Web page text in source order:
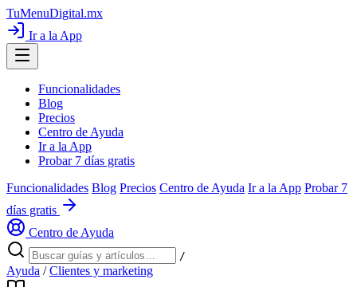
TuMenuDigital.mx
Ir a la App
Funcionalidades
Blog
Precios
Centro de Ayuda
Ir a la App
Probar 7 días gratis
Funcionalidades Blog Precios Centro de Ayuda Ir a la App Probar 7
días gratis
Centro de Ayuda
/
Ayuda / Clientes y marketing